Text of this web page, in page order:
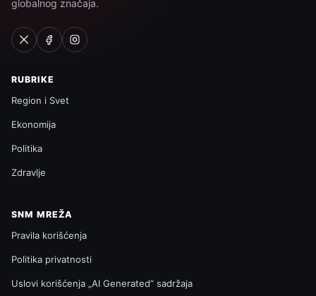
globalnog značaja.
RUBRIKE
Region i Svet
Ekonomija
Politika
Zdravlje
SNM MREŽA
Pravila korišćenja
Politika privatnosti
Uslovi korišćenja „AI Generated“ sadržaja